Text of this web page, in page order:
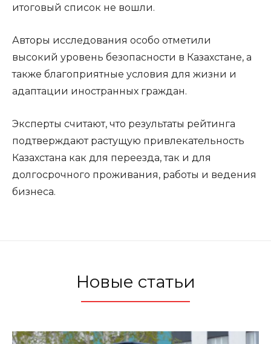
итоговый список не вошли.
Авторы исследования особо отметили
высокий уровень безопасности в Казахстане, а
также благоприятные условия для жизни и
адаптации иностранных граждан.
Эксперты считают, что результаты рейтинга
подтверждают растущую привлекательность
Казахстана как для переезда, так и для
долгосрочного проживания, работы и ведения
бизнеса.
Новые статьи